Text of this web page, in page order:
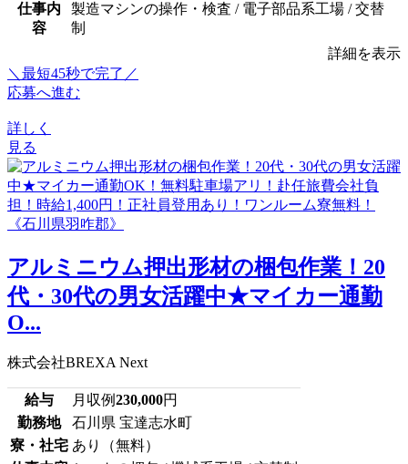
仕事内
容
製造マシンの操作・検査 / 電子部品系工場 / 交替
制
詳細を表示
＼最短45秒で完了／
応募へ進む
詳しく
見る
アルミニウム押出形材の梱包作業！20
代・30代の男女活躍中★マイカー通勤
O...
株式会社BREXA Next
給与 月収例230,000円
勤務地
石川県 宝達志水町
寮・社宅 あり（無料）